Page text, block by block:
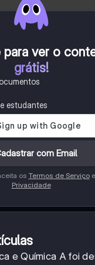
ver o
grátis!
estudantes
com Email
os Termos de Serviço
Privacidade
e Química A foi